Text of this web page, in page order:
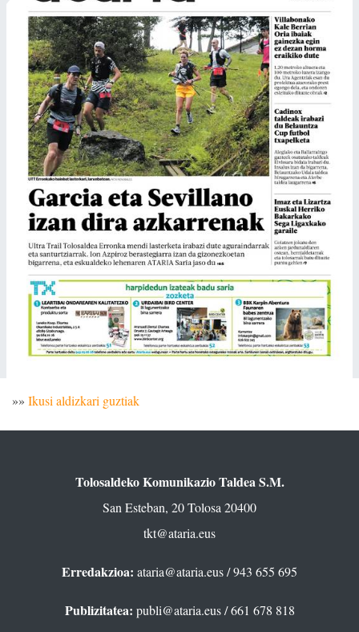
»» Ikusi aldizkari guztiak
Tolosaldeko Komunikazio Taldea S.M.
San Esteban, 20 Tolosa 20400
tkt@ataria.eus
Erredakzioa: ataria@ataria.eus/ 943 655 695
Publizitatea: publi@ataria.eus/ 661 678 818